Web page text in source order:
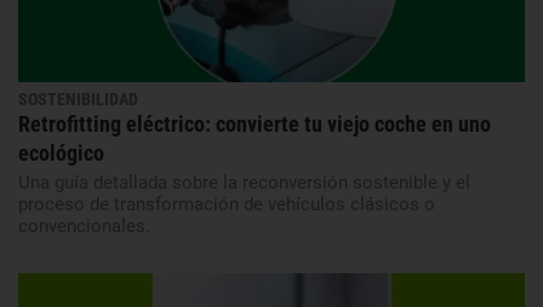
SOSTENIBILIDAD
Retrofitting eléctrico: convierte tu viejo coche en uno
ecológico
Una guía detallada sobre la reconversión sostenible y el
proceso de transformación de vehículos clásicos o
convencionales.